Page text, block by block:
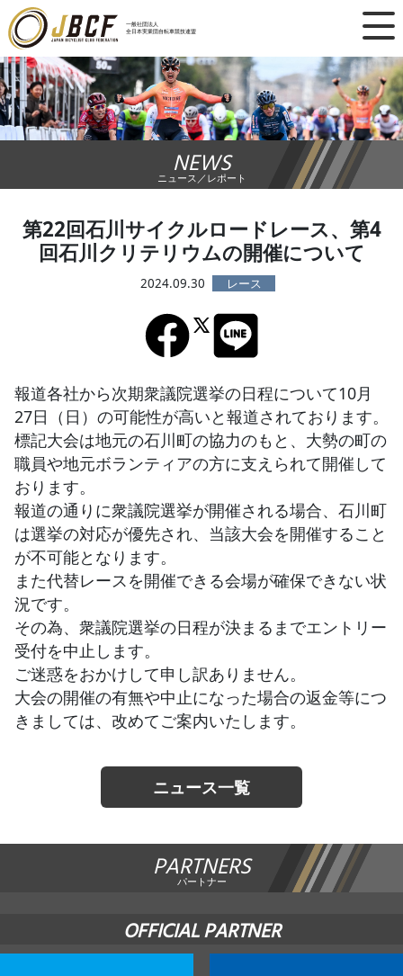
一般社団法人
全日本実業団自転車競技連盟
×
ニュース
レース日程
ランキング
チーム・選手
競技ガイド
加盟・登録
エントリー
JBCF ROAD SERIESとは
NEWS
ニュース／レポート
第22回石川サイクルロードレース、第4
回石川クリテリウムの開催について
2024.09.30
報道各社から次期衆議院選挙の日程について10月
27日（日）の可能性が高いと報道されております。
標記大会は地元の石川町の協力のもと、大勢の町の
職員や地元ボランティアの方に支えられて開催して
おります。
報道の通りに衆議院選挙が開催される場合、石川町
は選挙の対応が優先され、当該大会を開催すること
が不可能となります。
また代替レースを開催できる会場が確保できない状
況です。
その為、衆議院選挙の日程が決まるまでエントリー
受付を中止します。
ご迷惑をおかけして申し訳ありません。
大会の開催の有無や中止になった場合の返金等につ
きましては、改めてご案内いたします。
ニュース一覧
PARTNERS
パートナー
OFFICIAL PARTNER